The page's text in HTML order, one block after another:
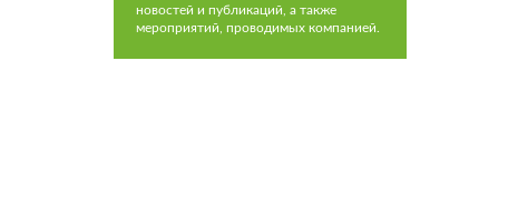
новостей и публикаций, а также
мероприятий, проводимых компанией.